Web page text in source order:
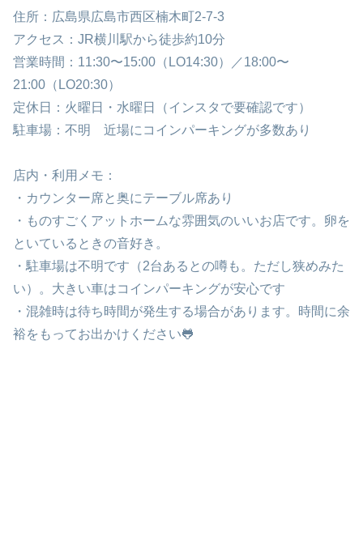
住所：広島県広島市西区楠木町2-7-3
アクセス：JR横川駅から徒歩約10分
営業時間：11:30〜15:00（LO14:30）／18:00〜
21:00（LO20:30）
定休日：火曜日・水曜日（インスタで要確認です）
駐車場：不明 近場にコインパーキングが多数あり
店内・利用メモ：
・カウンター席と奥にテーブル席あり
・ものすごくアットホームな雰囲気のいいお店です。卵を
といているときの音好き。
・駐車場は不明です（2台あるとの噂も。ただし狭めみた
い）。大きい車はコインパーキングが安心です
・混雑時は待ち時間が発生する場合があります。時間に余
裕をもってお出かけください🐸